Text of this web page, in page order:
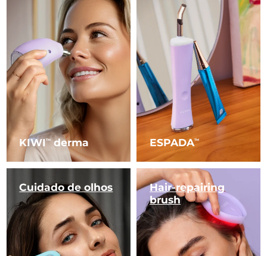
KIWITMderma ESPADATM
Cuidado de olhos
Hair-repairing
brush